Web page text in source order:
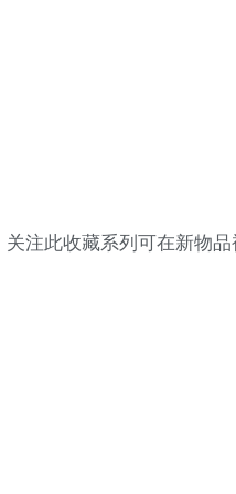
注此收藏系列可在新物